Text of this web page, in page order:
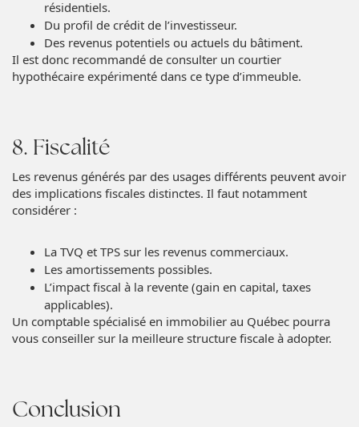
résidentiels.
Du profil de crédit de l’investisseur.
Des revenus potentiels ou actuels du bâtiment.
Il est donc recommandé de consulter un courtier
hypothécaire expérimenté dans ce type d’immeuble.
8. Fiscalité
Les revenus générés par des usages différents peuvent avoir
des implications fiscales distinctes. Il faut notamment
considérer :
La TVQ et TPS sur les revenus commerciaux.
Les amortissements possibles.
L’impact fiscal à la revente (gain en capital, taxes
applicables).
Un comptable spécialisé en immobilier au Québec pourra
vous conseiller sur la meilleure structure fiscale à adopter.
Conclusion